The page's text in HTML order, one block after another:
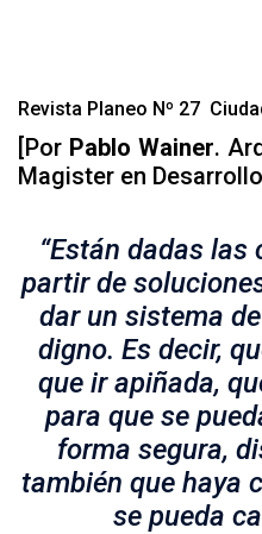
Revista Planeo Nº 27
[Por Pablo Wainer.
Magister en Desarrollo
“Están dadas las
partir de
dar un sistema
digno. Es decir,
que ir apiñada,
para que se
forma segura,
también que haya
se pueda